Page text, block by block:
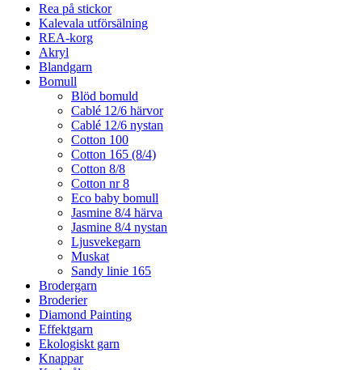
Rea på stickor
Kalevala utförsälning
REA-korg
Akryl
Blandgarn
Bomull
Blöd bomuld
Cablé 12/6 härvor
Cablé 12/6 nystan
Cotton 100
Cotton 165 (8/4)
Cotton 8/8
Cotton nr 8
Eco baby bomull
Jasmine 8/4 härva
Jasmine 8/4 nystan
Ljusvekegarn
Muskat
Sandy linie 165
Brodergarn
Broderier
Diamond Painting
Effektgarn
Ekologiskt garn
Knappar